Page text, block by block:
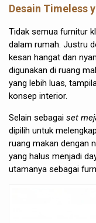
Desain Timeless
Tidak semua furnitur
dalam rumah. Justru
kesan hangat dan
digunakan di ruang
yang lebih luas,
konsep interior.
Selain sebagai set
dipilih untuk
ruang makan dengan
yang halus menjadi
utamanya sebagai